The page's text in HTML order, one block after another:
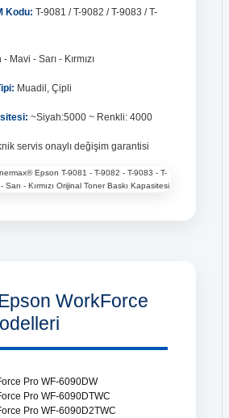
Kodu: T-9081 / T-9082 / T-9083 / T-
Mavi - Sarı - Kırmızı
Muadil, Çipli
~Siyah:5000 ~ Renkli: 4000
servis onaylı değişim garantisi
WorkForce
Pro WF-6090DW
Pro WF-6090DTWC
Pro WF-6090D2TWC